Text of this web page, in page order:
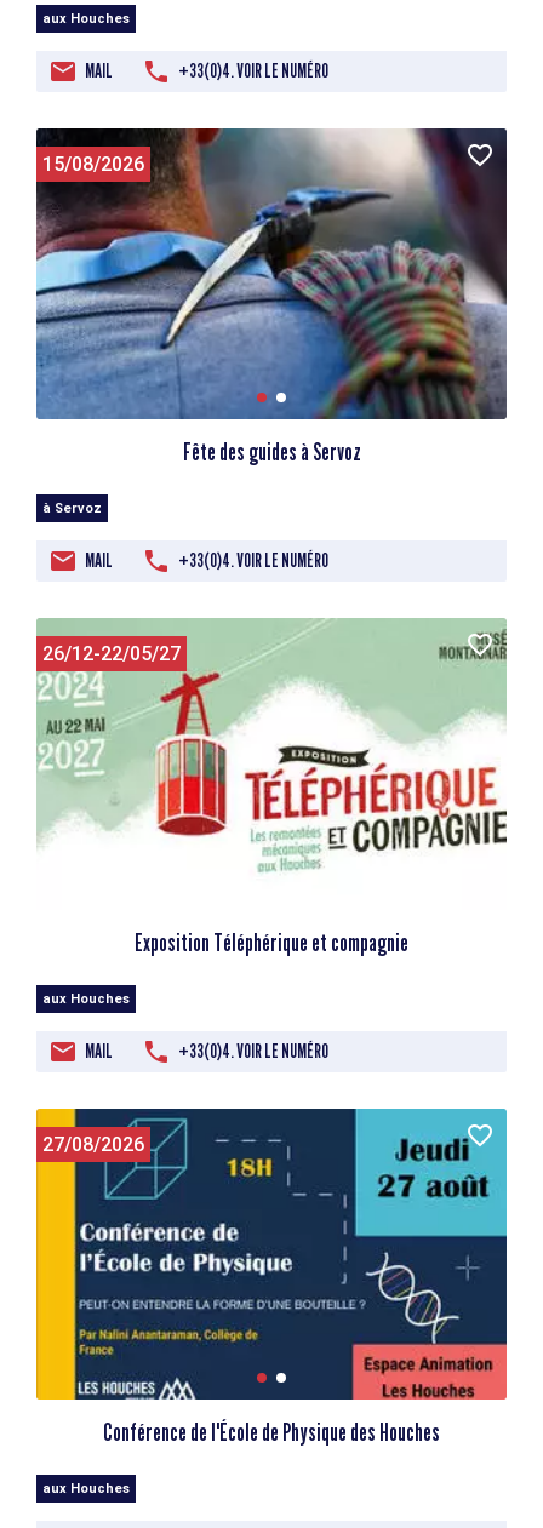
aux Houches
MAIL +33(0)4. VOIR LE NUMÉRO
15/08/2026
Fête des guides à Servoz
à Servoz
MAIL +33(0)4. VOIR LE NUMÉRO
26/12-22/05/27
Exposition Téléphérique et compagnie
aux Houches
MAIL +33(0)4. VOIR LE NUMÉRO
27/08/2026
Conférence de l'École de Physique des Houches
aux Houches